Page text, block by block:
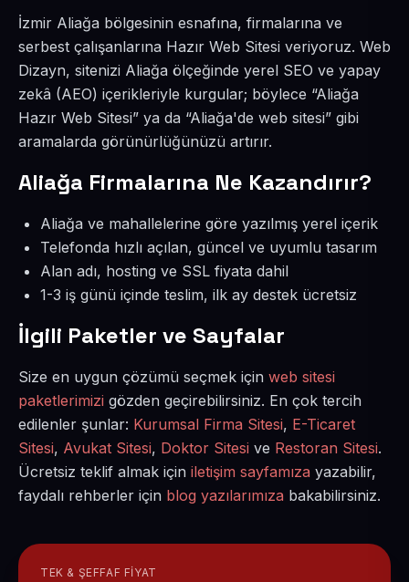
İzmir Aliağa bölgesinin esnafına, firmalarına ve
serbest çalışanlarına Hazır Web Sitesi veriyoruz. Web
Dizayn, sitenizi Aliağa ölçeğinde yerel SEO ve yapay
zekâ (AEO) içerikleriyle kurgular; böylece “Aliağa
Hazır Web Sitesi” ya da “Aliağa'de web sitesi” gibi
aramalarda görünürlüğünüzü artırır.
Aliağa Firmalarına Ne Kazandırır?
Aliağa ve mahallelerine göre yazılmış yerel içerik
Telefonda hızlı açılan, güncel ve uyumlu tasarım
Alan adı, hosting ve SSL fiyata dahil
1-3 iş günü içinde teslim, ilk ay destek ücretsiz
İlgili Paketler ve Sayfalar
Size en uygun çözümü seçmek için web sitesi
paketlerimizi gözden geçirebilirsiniz. En çok tercih
edilenler şunlar: Kurumsal Firma Sitesi, E-Ticaret
Sitesi, Avukat Sitesi, Doktor Sitesi ve Restoran Sitesi.
Ücretsiz teklif almak için iletişim sayfamıza yazabilir,
faydalı rehberler için blog yazılarımıza bakabilirsiniz.
TEK & ŞEFFAF FIYAT